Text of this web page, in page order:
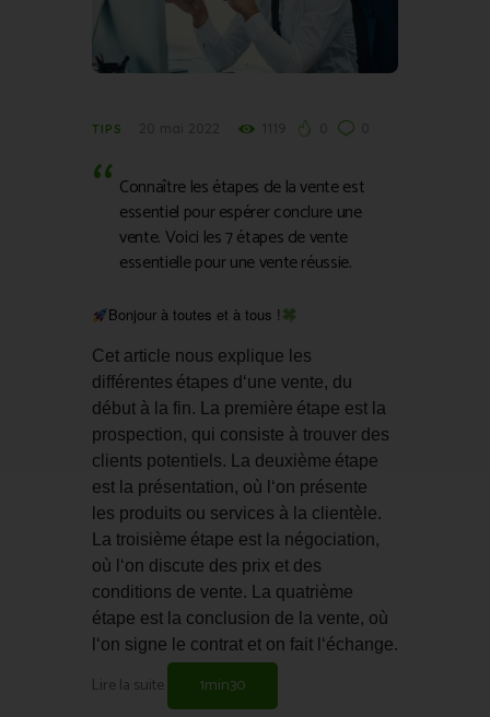
TIPS
Connaître les étapes de la vente est
essentiel pour espérer conclure une
vente. Voici les 7 étapes de vente
essentielle pour une vente réussie.
Bonjour à toutes et à tous !
Cet article nous expl ique les
différentes étapes d ‘une vente, du
dé but à la fin. La première étape est la
prospection, qui consiste à trouver des
clients potentiels. La deuxième étape
est la présentation, où ‘on présente
les produits ou services à la clientè le.
La troisième étape est la négociation,
où ‘on discute des prix et des
conditions de vente. La quatrième
étape est la conclusion de la vente, où
‘on signe le contrat et on fait ‘échange.
Lire la suite 1min30